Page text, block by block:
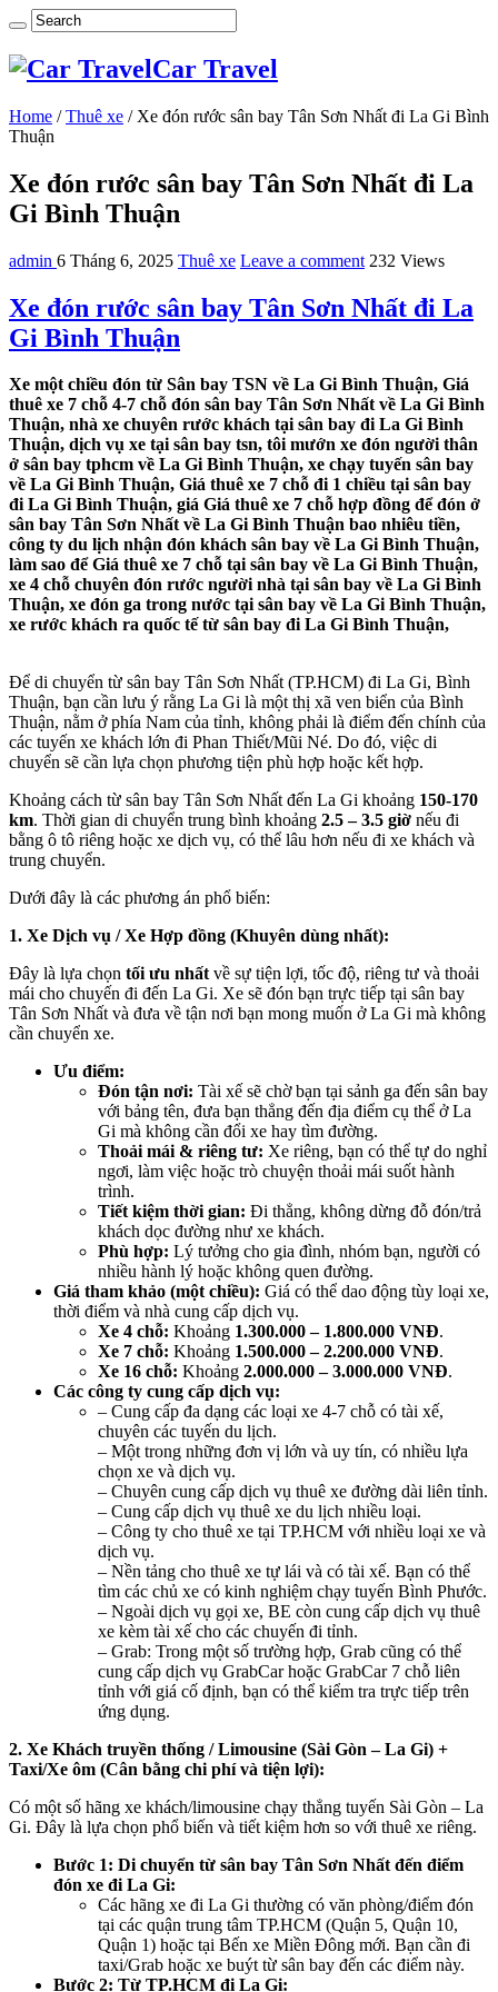
Car Travel
Home / Thuê xe / Xe đón rước sân bay Tân Sơn Nhất đi La Gi Bình
Thuận
Xe đón rước sân bay Tân Sơn Nhất đi La
Gi Bình Thuận
admin 6 Tháng 6, 2025 Thuê xe Leave a comment 232 Views
Xe đón rước sân bay Tân Sơn Nhất đi La
Gi Bình Thuận
Xe một chiều đón từ Sân bay TSN về La Gi Bình Thuận, Giá
thuê xe 7 chỗ 4-7 chỗ đón sân bay Tân Sơn Nhất về La Gi Bình
Thuận, nhà xe chuyên rước khách tại sân bay đi La Gi Bình
Thuận, dịch vụ xe tại sân bay tsn, tôi mướn xe đón người thân
ở sân bay tphcm về La Gi Bình Thuận, xe chạy tuyến sân bay
về La Gi Bình Thuận, Giá thuê xe 7 chỗ đi 1 chiều tại sân bay
đi La Gi Bình Thuận, giá Giá thuê xe 7 chỗ hợp đồng để đón ở
sân bay Tân Sơn Nhất về La Gi Bình Thuận bao nhiêu tiền,
công ty du lịch nhận đón khách sân bay về La Gi Bình Thuận,
làm sao để Giá thuê xe 7 chỗ tại sân bay về La Gi Bình Thuận,
xe 4 chỗ chuyên đón rước người nhà tại sân bay về La Gi Bình
Thuận, xe đón ga trong nước tại sân bay về La Gi Bình Thuận,
xe rước khách ra quốc tế từ sân bay đi La Gi Bình Thuận,
Để di chuyển từ sân bay Tân Sơn Nhất (TP.HCM) đi La Gi, Bình
Thuận, bạn cần lưu ý rằng La Gi là một thị xã ven biển của Bình
Thuận, nằm ở phía Nam của tỉnh, không phải là điểm đến chính của
các tuyến xe khách lớn đi Phan Thiết/Mũi Né. Do đó, việc di
chuyển sẽ cần lựa chọn phương tiện phù hợp hoặc kết hợp.
Khoảng cách từ sân bay Tân Sơn Nhất đến La Gi khoảng 150-170
km. Thời gian di chuyển trung bình khoảng 2.5 – 3.5 giờ nếu đi
bằng ô tô riêng hoặc xe dịch vụ, có thể lâu hơn nếu đi xe khách và
trung chuyển.
Dưới đây là các phương án phổ biến:
1. Xe Dịch vụ / Xe Hợp đồng (Khuyên dùng nhất):
Đây là lựa chọn tối ưu nhấtvề sự tiện lợi, tốc độ, riêng tư và thoải
mái cho chuyến đi đến La Gi. Xe sẽ đón bạn trực tiếp tại sân bay
Tân Sơn Nhất và đưa về tận nơi bạn mong muốn ở La Gi mà không
cần chuyển xe.
Ưu điểm:
Đón tận nơi: Tài xế sẽ chờ bạn tại sảnh ga đến sân bay
với bảng tên, đưa bạn thẳng đến địa điểm cụ thể ở La
Gi mà không cần đổi xe hay tìm đường.
Thoải mái & riêng tư: Xe riêng, bạn có thể tự do nghỉ
ngơi, làm việc hoặc trò chuyện thoải mái suốt hành
trình.
Tiết kiệm thời gian: Đi thẳng, không dừng đỗ đón/trả
khách dọc đường như xe khách.
Phù hợp: Lý tưởng cho gia đình, nhóm bạn, người có
nhiều hành lý hoặc không quen đường.
Giá tham khảo (một chiều): Giá có thể dao động tùy loại xe,
thời điểm và nhà cung cấp dịch vụ.
Xe 4 chỗ: Khoảng 1.300.000 – 1.800.000 VNĐ.
Xe 7 chỗ: Khoảng 1.500.000 – 2.200.000 VNĐ.
Xe 16 chỗ: Khoảng 2.000.000 – 3.000.000 VNĐ.
Các công ty cung cấp dịch vụ:
– Cung cấp đa dạng các loại xe 4-7 chỗ có tài xế,
chuyên các tuyến du lịch.
– Một trong những đơn vị lớn và uy tín, có nhiều lựa
chọn xe và dịch vụ.
– Chuyên cung cấp dịch vụ thuê xe đường dài liên tỉnh.
– Cung cấp dịch vụ thuê xe du lịch nhiều loại.
– Công ty cho thuê xe tại TP.HCM với nhiều loại xe và
dịch vụ.
– Nền tảng cho thuê xe tự lái và có tài xế. Bạn có thể
tìm các chủ xe có kinh nghiệm chạy tuyến Bình Phước.
– Ngoài dịch vụ gọi xe, BE còn cung cấp dịch vụ thuê
xe kèm tài xế cho các chuyến đi tỉnh.
– Grab: Trong một số trường hợp, Grab cũng có thể
cung cấp dịch vụ GrabCar hoặc GrabCar 7 chỗ liên
tỉnh với giá cố định, bạn có thể kiểm tra trực tiếp trên
ứng dụng.
2. Xe Khách truyền thống / Limousine (Sài Gòn – La Gi) +
Taxi/Xe ôm (Cân bằng chi phí và tiện lợi):
Có một số hãng xe khách/limousine chạy thẳng tuyến Sài Gòn – La
Gi. Đây là lựa chọn phổ biến và tiết kiệm hơn so với thuê xe riêng.
Bước 1: Di chuyển từ sân bay Tân Sơn Nhất đến điểm
đón xe đi La Gi:
Các hãng xe đi La Gi thường có văn phòng/điểm đón
tại các quận trung tâm TP.HCM (Quận 5, Quận 10,
Quận 1) hoặc tại Bến xe Miền Đông mới. Bạn cần đi
taxi/Grab hoặc xe buýt từ sân bay đến các điểm này.
Bước 2: Từ TP.HCM đi La Gi: